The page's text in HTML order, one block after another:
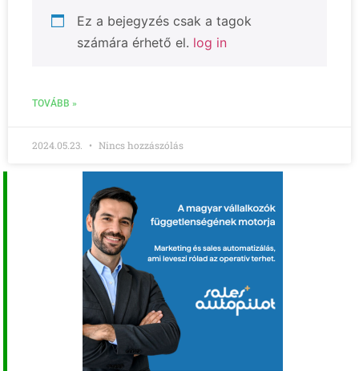
Ez a bejegyzés csak a tagok
számára érhető el. log in
TOVÁBB »
2024.05.23. Nincs hozzászólás